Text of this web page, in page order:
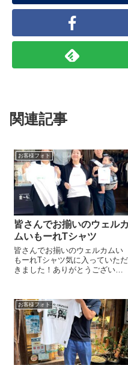
関連記事
お客様フォト
皆さんでお揃いのウェルカ
ムいもーれTシャツ
皆さんでお揃いのウェルカムい
もーれTシャツ気に入っていただ
きました！ありがとうございま
お客様フォト